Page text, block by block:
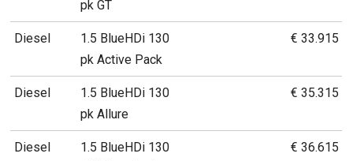
pk GT
Diesel
1.5 BlueHDi 130
pk Active Pack
€ 33.915
Diesel
1.5 BlueHDi 130
pk Allure
€ 35.315
Diesel
1.5 BlueHDi 130
€ 36.615